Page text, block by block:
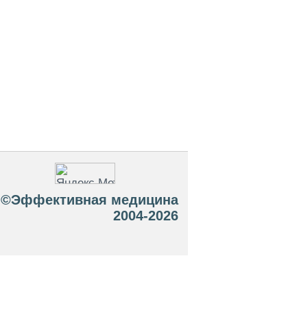
©Эффективная медицина
2004-2026